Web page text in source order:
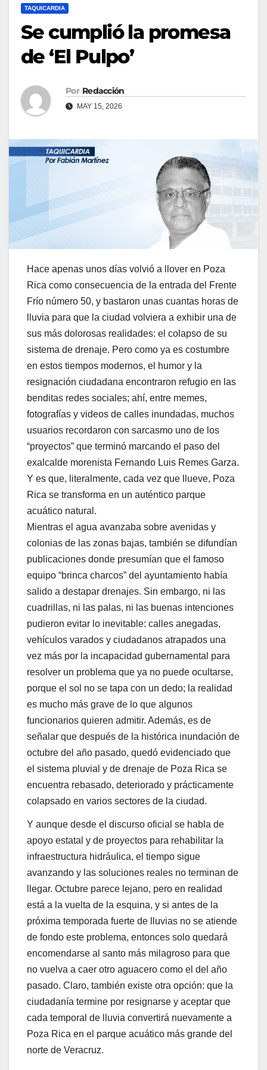
TAQUICARDIA
Se cumplió la promesa
de ‘El Pulpo’
Por Redacción
MAY 15, 2026
Hace apenas unos días volvió a llover en Poza
Rica como consecuencia de la entrada del Frente
Frío número 50, y bastaron unas cuantas horas de
lluvia para que la ciudad volviera a exhibir una de
sus más dolorosas realidades: el colapso de su
sistema de drenaje. Pero como ya es costumbre
en estos tiempos modernos, el humor y la
resignación ciudadana encontraron refugio en las
benditas redes sociales; ahí, entre memes,
fotografías y videos de calles inundadas, muchos
usuarios recordaron con sarcasmo uno de los
“proyectos” que terminó marcando el paso del
exalcalde morenista Fernando Luis Remes Garza.
Y es que, literalmente, cada vez que llueve, Poza
Rica se transforma en un auténtico parque
acuático natural.
Mientras el agua avanzaba sobre avenidas y
colonias de las zonas bajas, también se difundían
publicaciones donde presumían que el famoso
equipo “brinca charcos” del ayuntamiento había
salido a destapar drenajes. Sin embargo, ni las
cuadrillas, ni las palas, ni las buenas intenciones
pudieron evitar lo inevitable: calles anegadas,
vehículos varados y ciudadanos atrapados una
vez más por la incapacidad gubernamental para
resolver un problema que ya no puede ocultarse,
porque el sol no se tapa con un dedo; la realidad
es mucho más grave de lo que algunos
funcionarios quieren admitir. Además, es de
señalar que después de la histórica inundación de
octubre del año pasado, quedó evidenciado que
el sistema pluvial y de drenaje de Poza Rica se
encuentra rebasado, deteriorado y prácticamente
colapsado en varios sectores de la ciudad.
Y aunque desde el discurso oficial se habla de
apoyo estatal y de proyectos para rehabilitar la
infraestructura hidráulica, el tiempo sigue
avanzando y las soluciones reales no terminan de
llegar. Octubre parece lejano, pero en realidad
está a la vuelta de la esquina, y si antes de la
próxima temporada fuerte de lluvias no se atiende
de fondo este problema, entonces solo quedará
encomendarse al santo más milagroso para que
no vuelva a caer otro aguacero como el del año
pasado. Claro, también existe otra opción: que la
ciudadanía termine por resignarse y aceptar que
cada temporal de lluvia convertirá nuevamente a
Poza Rica en el parque acuático más grande del
norte de Veracruz.